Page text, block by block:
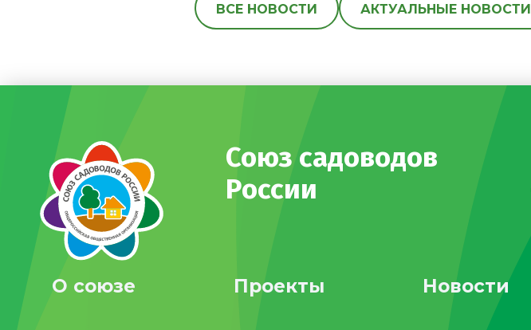
ВСЕ НОВОСТИ АКТУАЛЬНЫЕ НОВОСТИ
Союз садоводов
России
О союзе Проекты Новости